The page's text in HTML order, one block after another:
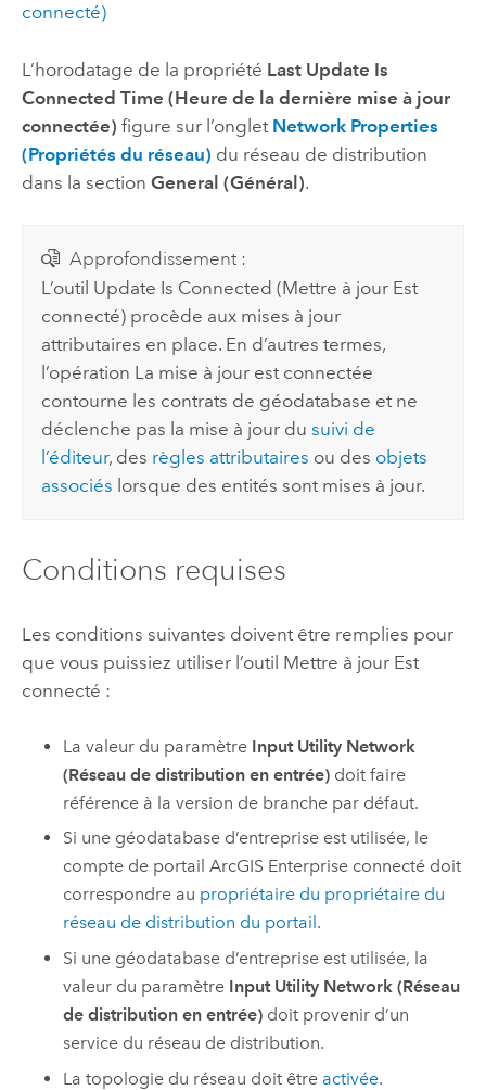
connecté)
L’horodatage de la propriété Last Update Is
Connected Time (Heure de la dernière mise à jour
connectée) figure sur l’onglet Network Properties
(Propriétés du réseau) du réseau de distribution
dans la section General (Général).
Approfondissement :
L’outil Update Is Connected (Mettre à jour Est
connecté) procède aux mises à jour
attributaires en place. En d’autres termes,
l’opération La mise à jour est connectée
contourne les contrats de géodatabase et ne
déclenche pas la mise à jour dusuivi de
l’éditeur, des règles attributaires ou des objets
associés lorsque des entités sont mises à jour.
Conditions requises
Les conditions suivantes doivent être remplies pour
que vous puissiez utiliser l’outil Mettre à jour Est
connecté :
La valeur du paramètre Input Utility Network
(Réseau de distribution en entrée) doit faire
référence à la version de branche par défaut.
Si une géodatabase d’entreprise est utilisée, le
compte de portailArcGIS Enterprise connecté doit
correspondre au propriétaire du propriétaire du
réseau de distribution du portail .
Si une géodatabase d’entreprise est utilisée, la
valeur du paramètre Input Utility Network (Réseau
de distribution en entrée) doit provenir d’un
service du réseau de distribution.
La topologie du réseau doit être activée.